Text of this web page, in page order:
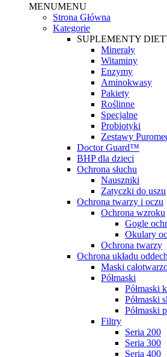
MENUMENU
Strona Główna
Kategorie
SUPLEMENTY
Minerały
Witaminy
Enzymy
Aminokwasy
Pakiety
Roślinne
Specjalne
Probiotyki
Zestawy
Doctor Guard™
BHP dla dzieci
Ochrona słuchu
Nauszniki
Zatyczki do uszu
Ochrona twarzy i oczu
Ochrona wzroku
Gogle
Okulary
Ochrona twarzy
Ochrona układu
Maski
Półmaski
Półmaski
Półmaski
Półmaski
Filtry
Seria 200
Seria 300
Seria 400